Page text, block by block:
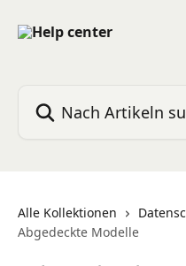
Alle Kollektionen
Abgedeckte Modelle